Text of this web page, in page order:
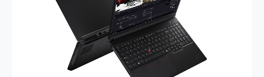
2億 APO蔡司長焦神機降臨~ vivo X200 Pro、vivo X200 就是這麼好拍
EaseUS Vocal Remover 免費線上去聲器一鍵去除人聲 人聲 音樂分離 2024 消除人聲推薦
3 個超值 MHN 飛人工具分享~~ iToolab AnyGo 魔物獵人 Now飛人 ios教學 不出門也可以到處走
Locawhere AnyTo 寶可夢飛人 AnyTo 不出門也可以飛遍全世界
小體積 40000mAh 超大容量 一次充5個設備 充好充滿 CUKTECH 酷態科 300W 微型充電站 開箱 評測
97.3% 恢復率，資料救援就是這麼簡單 EaseUS Data Recovery Wizard Free 18.0.0 業界最好的資料救援軟體